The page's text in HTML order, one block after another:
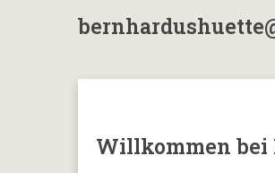
Willkommen bei